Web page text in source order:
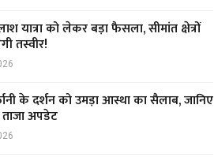
यात्रा को लेकर बड़ा फैसला, सीमांत क्षेत्रों
तस्वीर!
के दर्शन को उमड़ा आस्था का सैलाब, जानिए
ताजा अपडेट